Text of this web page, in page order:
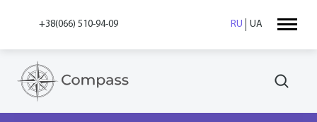
+38(066) 510-94-09 RU UA